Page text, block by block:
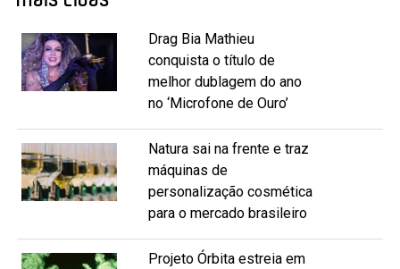
Drag Bia Mathieu
conquista o título de
melhor dublagem do ano
no ‘Microfone de Ouro’
Natura sai na frente e traz
máquinas de
personalização cosmética
para o mercado brasileiro
Projeto Órbita estreia em